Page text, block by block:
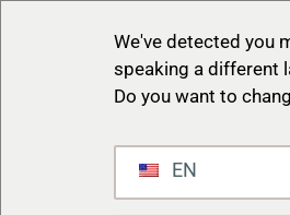
We've detected you
speaking a different
Do you want to
EN